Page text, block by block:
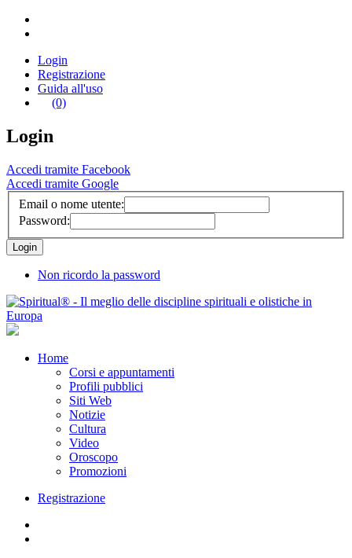
Login
Registrazione
Guida all'uso
(0)
Login
Accedi tramite Facebook
Accedi tramite Google
Email o nome utente:
Password:
Non ricordo la password
Home
Corsi e appuntamenti
Profili pubblici
Siti Web
Notizie
Cultura
Video
Oroscopo
Promozioni
Registrazione